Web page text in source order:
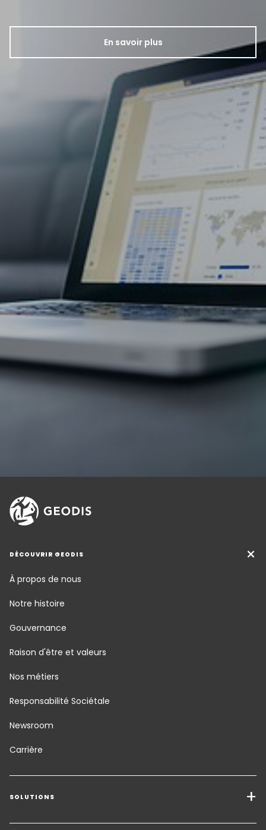
En savoir plus
DÉCOUVRIR GEODIS
À propos de nous
Notre histoire
Gouvernance
Raison d'être et valeurs
Nos métiers
Responsabilité Sociétale
Newsroom
Carrière
SOLUTIONS
Transport de marchandises